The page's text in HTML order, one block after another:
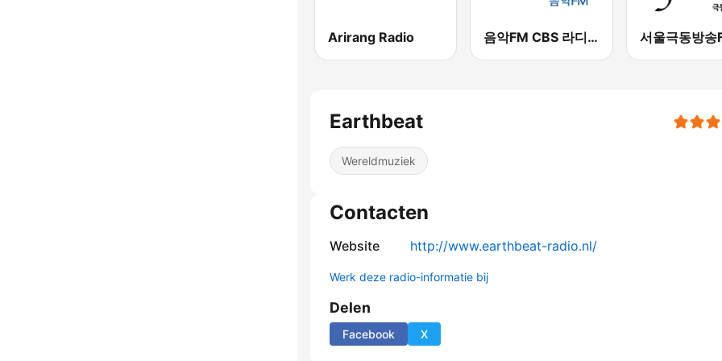
Arirang Radio 음악FM CBS 라디오 (Music FM)
Earthbeat
Wereldmuziek
Contacten
Website http://www.earthbeat-radio.nl/
Werk deze radio-informatie bij
Delen
Facebook X